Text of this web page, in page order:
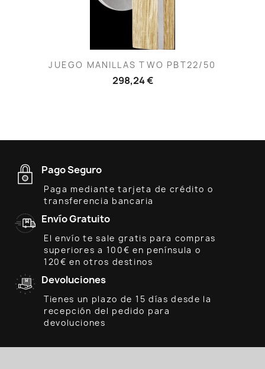
JUEGO MANILLAS TWO PBT22/50
298,24 €
Pago Seguro
Paga mediante tarjeta de crédito o
transferencia bancaria
Envío Gratuito
El envío te sale gratis para compras
superiores a 100€ en península o
120€ en otros destinos
Devoluciones
Tienes un plazo de 15 días desde la
recepción del pedido para
devoluciones